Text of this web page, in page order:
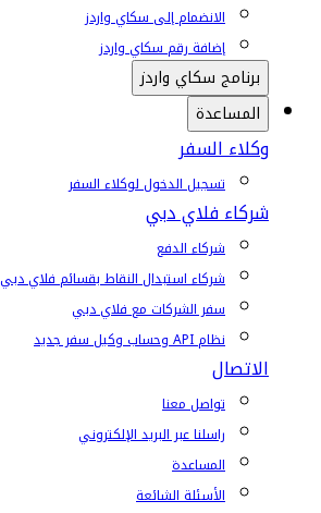
الانضمام إلى سكاي واردز
إضافة رقم سكاي واردز
برنامج سكاي واردز
المساعدة
وكلاء السفر
تسجيل الدخول لوكلاء السفر
شركاء فلاي دبي
شركاء الدفع
شركاء استبدال النقاط بقسائم فلاي دبي
سفر الشركات مع فلاي دبي
نظام API وحساب وكيل سفر جديد
الاتصال
تواصل معنا
راسلنا عبر البريد الإلكتروني
المساعدة
الأسئلة الشائعة